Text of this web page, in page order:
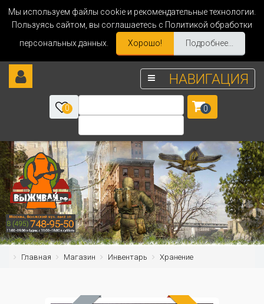
Мы используем файлы cookie и рекомендательные технологии.
Пользуясь сайтом, вы соглашаетесь с Политикой обработки
персональных данных.
Хорошо! Подробнее...
НАВИГАЦИЯ
0 0
Главная Магазин Инвентарь Хранение